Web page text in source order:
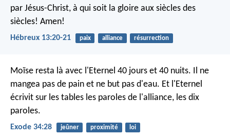
par Jésus-Christ, à qui soit la gloire aux siècles des
siècles! Amen!
Hébreux 13:20-21 paix alliance résurrection
Moïse resta là avec l'Eternel 40 jours et 40 nuits. Il ne
mangea pas de pain et ne but pas d'eau. Et l'Eternel
écrivit sur les tables les paroles de l'alliance, les dix
paroles.
Exode 34:28 jeûner proximité loi